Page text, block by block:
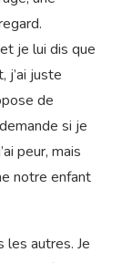
Ça ne me fait
par ce
une
je lui dis que
juste
si je